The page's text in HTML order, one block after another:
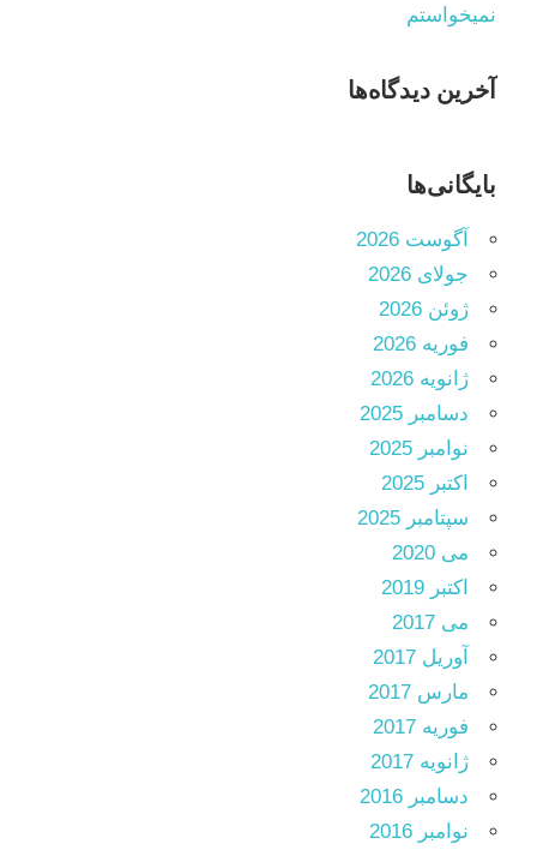
نمیخواستم
آخرین دیدگاه‌ها
بایگانی‌ها
آگوست 2026
جولای 2026
ژوئن 2026
فوریه 2026
ژانویه 2026
دسامبر 2025
نوامبر 2025
اکتبر 2025
سپتامبر 2025
می 2020
اکتبر 2019
می 2017
آوریل 2017
مارس 2017
فوریه 2017
ژانویه 2017
دسامبر 2016
نوامبر 2016